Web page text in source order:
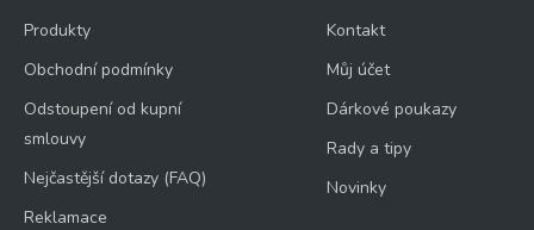
Produkty
Obchodní podmínky
Odstoupení od kupní
smlouvy
Nejčastější dotazy (FAQ)
Reklamace
Kontakt
Můj účet
Dárkové poukazy
Rady a tipy
Novinky